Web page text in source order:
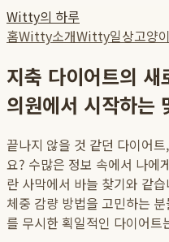
Witty의 하루
홈Witty소개Witty일상고양
지축 다이어트의
의원에서 시작하는
끝나지 않을 것 같던 다이어
요? 수많은 정보 속에서 나에
란 사막에서 바늘 찾기와 같
체중 감량 방법을 고민하는
를 무시한 획일적인 다이어트